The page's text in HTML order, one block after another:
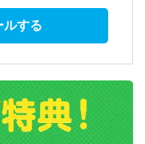
ルする